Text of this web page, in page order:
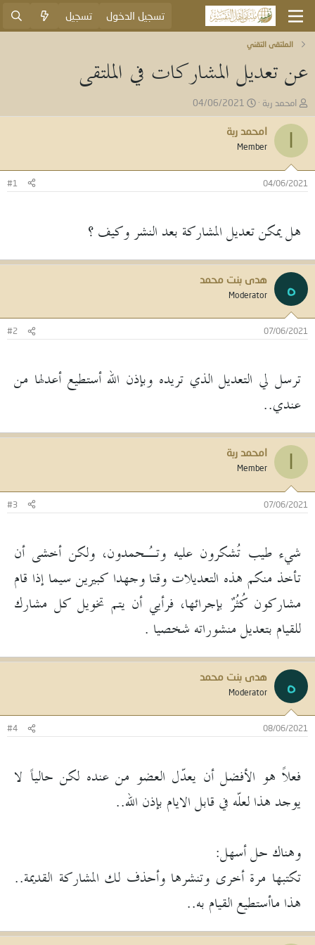
تسجيل الدخول تسجيل
الملتقى التقني
عن تعديل المشاركات في الملتقى
ب
ا
د
ل
م
و
ع
امحمد ربة
ا
ر
خ
ب
04/06/2021
امحمد ربة
Member
04/06/2021
#1
هل يمكن تعديل المشاركة بعد النشر وكيف ؟
ه هدى بنت محمد
Moderator
07/06/2021
#2
ترسل لي التعديل الذي تريده وبإذن الله أستطيع أعدلها من
عندي..
امحمد ربة
Member
07/06/2021
#3
شيء طيب تُشكرون عليه وتـُحمدون، ولكن أخشى أن
تأخذ منكم هذه التعديلات وقتا وجهدا كبيرين سيما إذا قام
مشاركون كُثُرٌ بإجرائها، فرأيي أن يتم تخويل كل مشارك
للقيام بتعديل منشوراته شخصيا .
ه هدى بنت محمد
Moderator
08/06/2021
#4
فعلاً هو الأفضل أن يعدّل العضو من عنده لكن حالياً لا
يوجد هذا لعلّه في قابل الايام بإذن الله..
وهناك حل أسهل:
تكتبها مرة أخرى وتنشرها وأحذف لك المشاركة القديمة..
هذا ماأستطيع القيام به..